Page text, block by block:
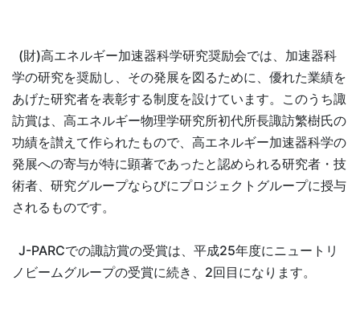
(財)高エネルギー加速器科学研究奨励会では、加速器科
学の研究を奨励し、その発展を図るために、優れた業績を
あげた研究者を表彰する制度を設けています。このうち諏
訪賞は、高エネルギー物理学研究所初代所長諏訪繁樹氏の
功績を讃えて作られたもので、高エネルギー加速器科学の
発展への寄与が特に顕著であったと認められる研究者・技
術者、研究グループならびにプロジェクトグループに授与
されるものです。
J-PARCでの諏訪賞の受賞は、平成25年度にニュートリ
ノビームグループの受賞に続き、2回目になります。